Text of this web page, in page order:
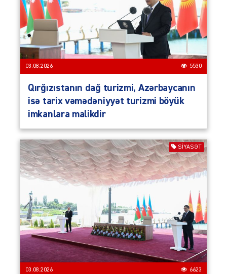
03.08.2026 5530
Qırğızıstanın dağ turizmi, Azərbaycanın
isə tarix vəmədəniyyət turizmi böyük
imkanlara malikdir
SIYASƏT
03.08.2026 6623